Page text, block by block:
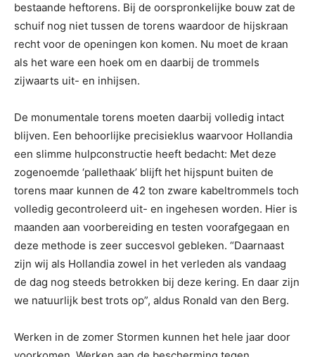
bestaande heftorens. Bij de oorspronkelijke bouw zat de
schuif nog niet tussen de torens waardoor de hijskraan
recht voor de openingen kon komen. Nu moet de kraan
als het ware een hoek om en daarbij de trommels
zijwaarts uit- en inhijsen.
De monumentale torens moeten daarbij volledig intact
blijven. Een behoorlijke precisieklus waarvoor Hollandia
een slimme hulpconstructie heeft bedacht: Met deze
zogenoemde ‘pallethaak’ blijft het hijspunt buiten de
torens maar kunnen de 42 ton zware kabeltrommels toch
volledig gecontroleerd uit- en ingehesen worden. Hier is
maanden aan voorbereiding en testen voorafgegaan en
deze methode is zeer succesvol gebleken. “Daarnaast
zijn wij als Hollandia zowel in het verleden als vandaag
de dag nog steeds betrokken bij deze kering. En daar zijn
we natuurlijk best trots op”, aldus Ronald van den Berg.
Werken in de zomer Stormen kunnen het hele jaar door